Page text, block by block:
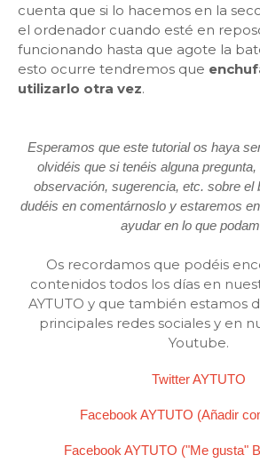
cuenta que si lo hacemos en la
el ordenador cuando esté en
funcionando hasta que agote la
esto ocurre tendremos que
utilizarlo otra vez.
Esperamos que este tutorial os haya
olvidéis que si tenéis alguna
observación, sugerencia, etc. sobre el
dudéis en comentárnoslo y estaremos
ayudar en lo que
Os recordamos que podéis
contenidos todos los días en
AYTUTO y que también estamos
principales redes sociales y en
Youtube.
Twitter AYTUTO
Facebook AYTUTO (Añadir
Facebook AYTUTO ("Me gusta"